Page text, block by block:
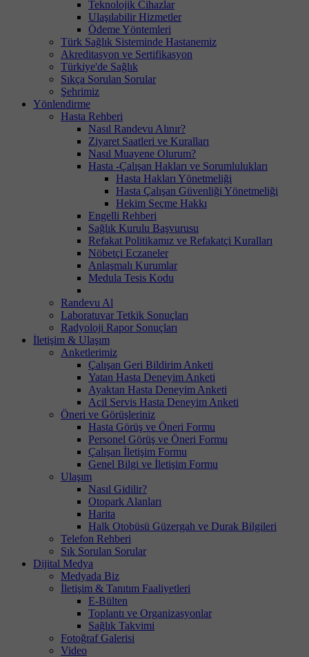
Teknolojik Cihazlar
Ulaşılabilir Hizmetler
Ödeme Yöntemleri
Türk Sağlık Sisteminde Hastanemiz
Akreditasyon ve Sertifikasyon
Türkiye'de Sağlık
Sıkça Sorulan Sorular
Şehrimiz
Yönlendirme
Hasta Rehberi
Nasıl Randevu Alınır?
Ziyaret Saatleri ve Kuralları
Nasıl Muayene Olurum?
Hasta -Çalışan Hakları ve Sorumlulukları
Hasta Hakları Yönetmeliği
Hasta Çalışan Güvenliği Yönetmeliği
Hekim Seçme Hakkı
Engelli Rehberi
Sağlık Kurulu Başvurusu
Refakat Politikamız ve Refakatçi Kuralları
Nöbetçi Eczaneler
Anlaşmalı Kurumlar
Medula Tesis Kodu
Randevu Al
Laboratuvar Tetkik Sonuçları
Radyoloji Rapor Sonuçları
İletişim & Ulaşım
Anketlerimiz
Çalışan Geri Bildirim Anketi
Yatan Hasta Deneyim Anketi
Ayaktan Hasta Deneyim Anketi
Acil Servis Hasta Deneyim Anketi
Öneri ve Görüşleriniz
Hasta Görüş ve Öneri Formu
Personel Görüş ve Öneri Formu
Çalışan İletişim Formu
Genel Bilgi ve İletişim Formu
Ulaşım
Nasıl Gidilir?
Otopark Alanları
Harita
Halk Otobüsü Güzergah ve Durak Bilgileri
Telefon Rehberi
Sık Sorulan Sorular
Dijital Medya
Medyada Biz
İletişim & Tanıtım Faaliyetleri
E-Bülten
Toplantı ve Organizasyonlar
Sağlık Takvimi
Fotoğraf Galerisi
Video